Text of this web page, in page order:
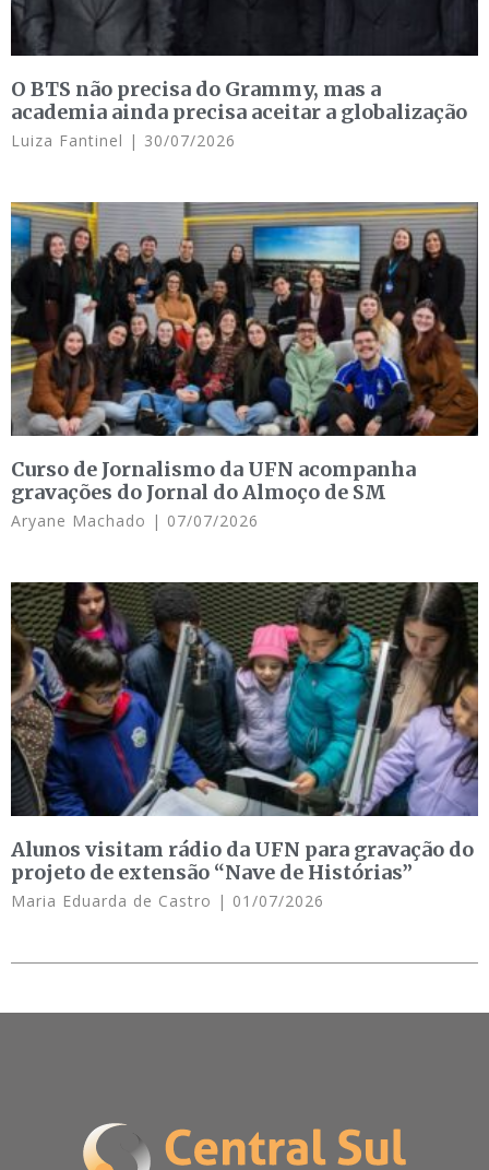
O BTS não precisa do Grammy, mas a
academia ainda precisa aceitar a globalização
Luiza Fantinel 30/07/2026
Curso de Jornalismo da UFN acompanha
gravações do Jornal do Almoço de SM
Aryane Machado 07/07/2026
Alunos visitam rádio da UFN para gravação do
projeto de extensão “Nave de Histórias”
Maria Eduarda de Castro 01/07/2026